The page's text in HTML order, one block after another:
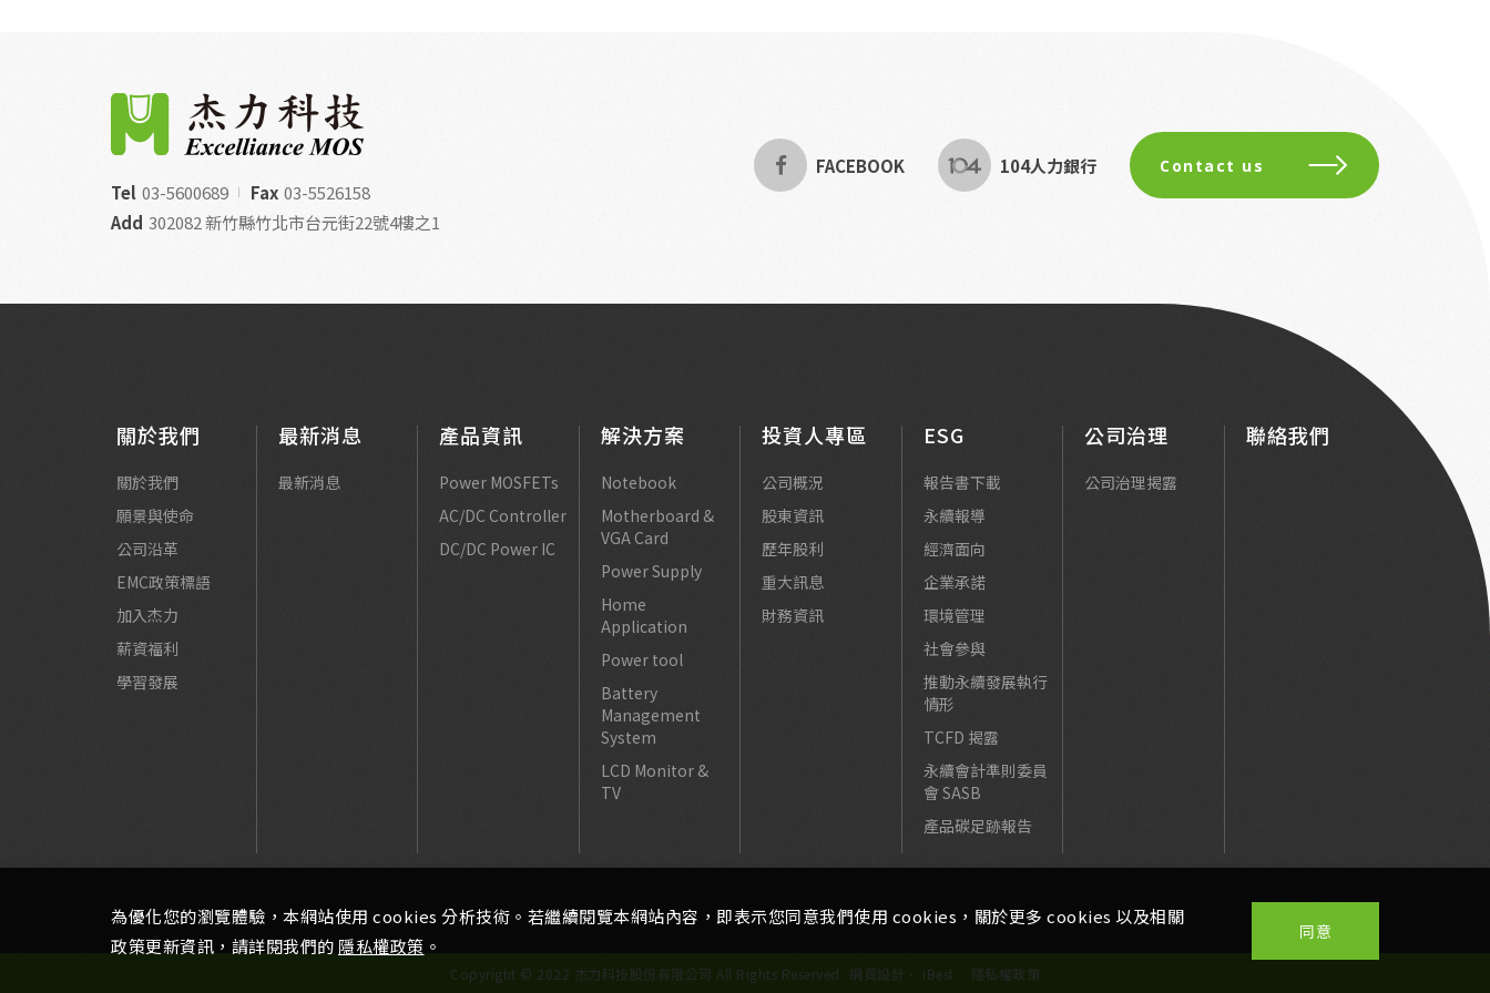
Tel 03-5600689 Fax 03-5526158
Add 302082 新竹縣竹北市台元街22號4樓之1
FACEBOOK 104人力銀行 Contact us
關於我們
關於我們
願景與使命
公司沿革
EMC政策標語
加入杰力
薪資福利
學習發展
最新消息
最新消息
產品資訊
Power MOSFETs
AC/DC Controller
DC/DC Power IC
解決方案
Notebook
Motherboard &
VGA Card
Power Supply
Home
Application
Power tool
Battery
Management
System
LCD Monitor &
TV
投資人專區
公司概況
股東資訊
歷年股利
重大訊息
財務資訊
ESG
報告書下載
永續報導
經濟面向
企業承諾
環境管理
社會參與
推動永續發展執行
情形
TCFD 揭露
永續會計準則委員
會 SASB
產品碳足跡報告
公司治理
公司治理揭露
聯絡我們
Copyright © 2022 杰力科技股份有限公司 All Rights Reserved. 網頁設計 ‧ iBest 隱私權政策
為優化您的瀏覽體驗，本網站使用 cookies 分析技術。若繼續閱覽本網站內容，即表示您同意我們使用 cookies，關於更多 cookies 以及相關
政策更新資訊，請詳閱我們的 隱私權政策 。
同意